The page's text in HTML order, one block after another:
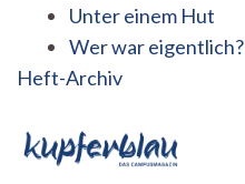
Unter einem Hut
Wer war eigentlich?
Heft-Archiv